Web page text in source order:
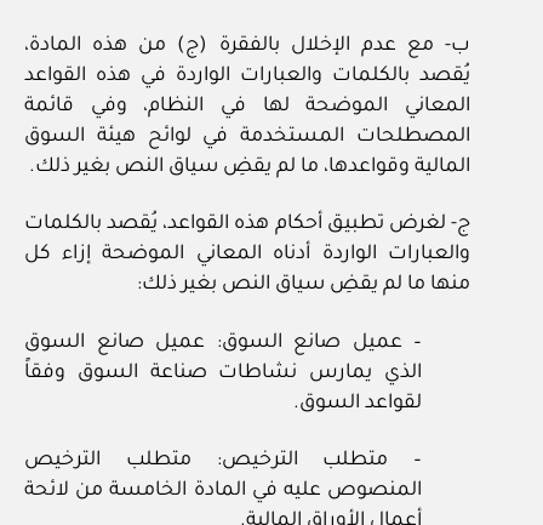
ب- مع عدم الإخلال بالفقرة (ج) من هذه المادة،
يُقصد بالكلمات والعبارات الواردة في هذه القواعد
المعاني الموضحة لها في النظام، وفي قائمة
المصطلحات المستخدمة في لوائح هيئة السوق
المالية وقواعدها، ما لم يقضِ سياق النص بغير ذلك.
ج- لغرض تطبيق أحكام هذه القواعد، يُقصد بالكلمات
والعبارات الواردة أدناه المعاني الموضحة إزاء كل
منها ما لم يقضِ سياق النص بغير ذلك:
– عميل صانع السوق: عميل صانع السوق
الذي يمارس نشاطات صناعة السوق وفقاً
لقواعد السوق.
– متطلب الترخيص: متطلب الترخيص
المنصوص عليه في المادة الخامسة من لائحة